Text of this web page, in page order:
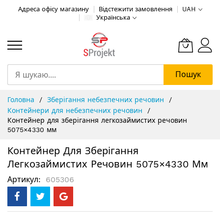
Адреса офісу магазину Відстежити замовлення
UAH
Українська
Пошук
Content
Головна
Зберігання небезпечних речовин
Контейнери для небезпечних речовин
Контейнер для зберігання легкозаймистих речовин
5075×4330 мм
Контейнер Для Зберігання
Легкозаймистих Речовин 5075×4330 Мм
Артикул 605306